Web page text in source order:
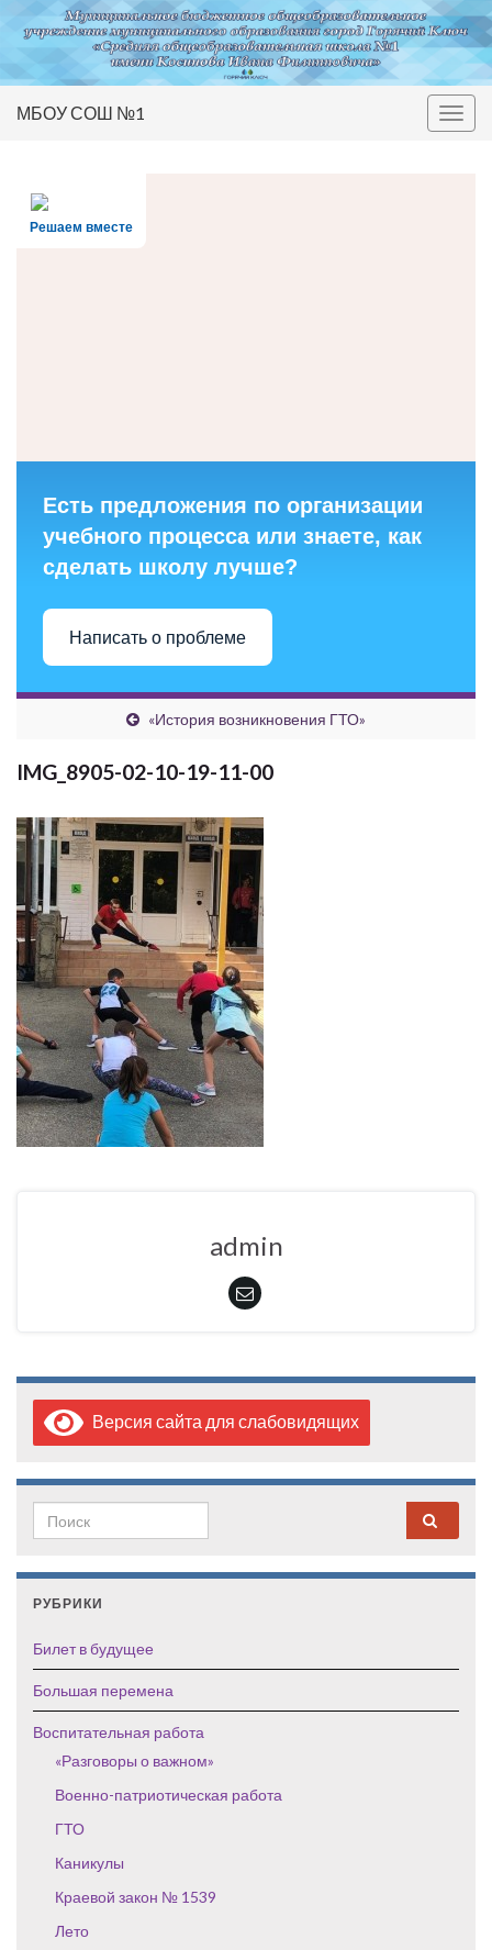
Вкл/
МБОУ СОШ №1
Решаем вместе
Есть предложения по организации
учебного процесса или знаете, как
сделать школу лучше?
Написать о проблеме
«История возникновения ГТО»
IMG_8905-02-10-19-11-00
admin
Версия сайта для слабовидящих
Search for:
РУБРИКИ
Билет в будущее
Большая перемена
Воспитательная работа
«Разговоры о важном»
Военно-патриотическая работа
ГТО
Каникулы
Краевой закон № 1539
Лето